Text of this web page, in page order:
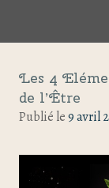
Les 4
de l’Être
Publié le9 avril